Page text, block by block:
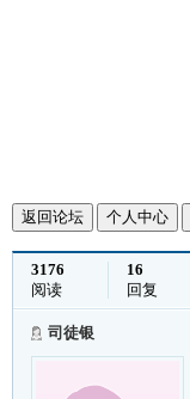
返回论坛 个人中心
3176
阅读
16
回复
司徒银